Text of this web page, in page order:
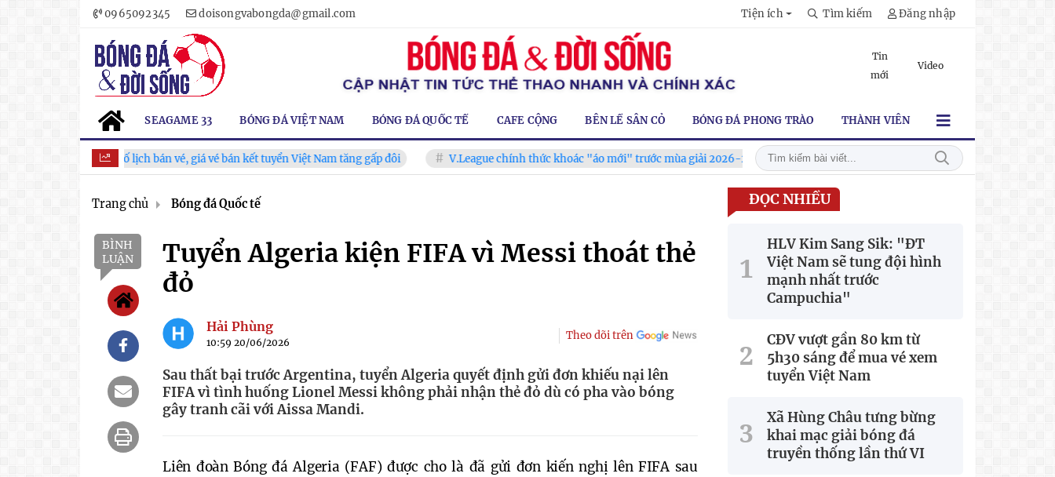
0965092345 doisongvabongda@gmail.com Tiện ích Tìm kiếm Đăng nhập
Tin
mới
Video
SEAGAME 33 BÓNG ĐÁ VIỆT NAM BÓNG ĐÁ QUỐC TẾ CAFE CỘNG BÊN LỀ SÂN CỎ BÓNG ĐÁ PHONG TRÀO THÀNH VIÊN
VFF công bố lịch bán vé, giá vé bán kết tuyển Việt Nam tăng gấp đôi V.League chính thức khoác "áo mới" trước mùa giải 2026-2027 Xã Hùng Châu tưng bừng khai mạc giải bóng đá truyền
Trang chủ Bóng đá Quốc tế
BÌNH
LUẬN
Tuyển Algeria kiện FIFA vì Messi thoát thẻ
đỏ
Hải Phùng
10:59 20/06/2026
Theo dõi trên
Sau thất bại trước Argentina, tuyển Algeria quyết định gửi đơn khiếu nại lên
FIFA vì tình huống Lionel Messi không phải nhận thẻ đỏ dù có pha vào bóng
gây tranh cãi với Aissa Mandi.
Liên đoàn Bóng đá Algeria (FAF) được cho là đã gửi đơn kiến nghị lên FIFA sau
ĐỌC NHIỀU
HLV Kim Sang Sik: "ĐT
Việt Nam sẽ tung đội hình
mạnh nhất trước
Campuchia"
CĐV vượt gần 80 km từ
5h30 sáng để mua vé xem
tuyển Việt Nam
Xã Hùng Châu tưng bừng
khai mạc giải bóng đá
truyền thống lần thứ VI